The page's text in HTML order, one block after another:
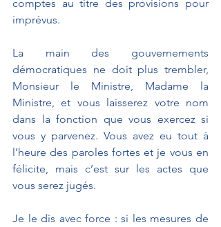
comptes au titre des provisions pour
imprévus.
La main des gouvernements
démocratiques ne doit plus trembler,
Monsieur le Ministre, Madame la
Ministre, et vous laisserez votre nom
dans la fonction que vous exercez si
vous y parvenez. Vous avez eu tout à
l’heure des paroles fortes et je vous en
félicite, mais c’est sur les actes que
vous serez jugés.
Je le dis avec force : si les mesures de